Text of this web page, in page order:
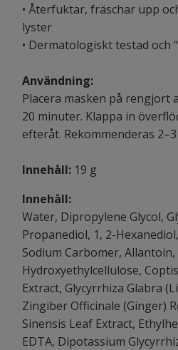
• Återfuktar, fräschar upp
lyster
• Dermatologiskt testad och
Användning:
Placera masken på rengjort
20 minuter. Klappa in
efteråt. Rekommenderas
Innehåll: 19 g
Innehåll:
Water, Dipropylene Glycol,
Propanediol, 1, 2-
Sodium Carbomer, Allantoin,
Hydroxyethylcellulose,
Extract, Glycyrrhiza Glabra
Zingiber Officinale (Ginger)
Sinensis Leaf Extract,
EDTA, Dipotassium